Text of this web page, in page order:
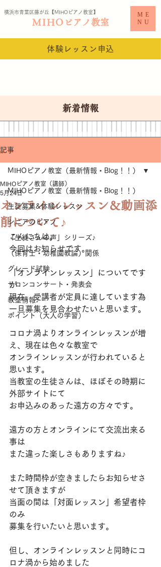
横浜市青葉区藤が丘【MIHO ピアノ教室​】
MIHO ピアノ教室
ME
NU
体験レッスン申込
新着情報
記事
MIHOピアノ教室（最新情報・Blog！！）
生徒募集&体験レッスン
シニアのピアノ
「生徒さんの声」シリーズ♪
（保育士・幼稚園教論）関係
グレード試験
サロンコンサート・発表会
教室情報♪
ポイント（大人の学習）
MIHOピアノ教室（最新情報・Blog！！）
オンラインレッスン＆動画添
削について♪
MIHOピアノ教室（講師）
5月24日
こんにちは。
今回はお知らせです。
「オンラインレッスン」についてです
が
現在、受講者が定員に達しています為
一旦募集を見合わせたいと思います。
コロナ渦よりオンラインレッスンが増
え、現在は色々な教室で
オンラインレッスンが行われていると
思います。
当教室の生徒さんは、ほぼその時期に
外部サイトにて
お申込みのあった遠方の方々です。
遠方の方とオンラインにて交流出来る
事は
また違った楽しさもありますね♪
また時間枠が空きましたらお知らせさ
せて頂きますが
当面の間は「対面レッスン」希望者枠
のみ
募集を行いたいと思います。
但し、オンラインレッスンと同時にコ
ロナ渦から始めました